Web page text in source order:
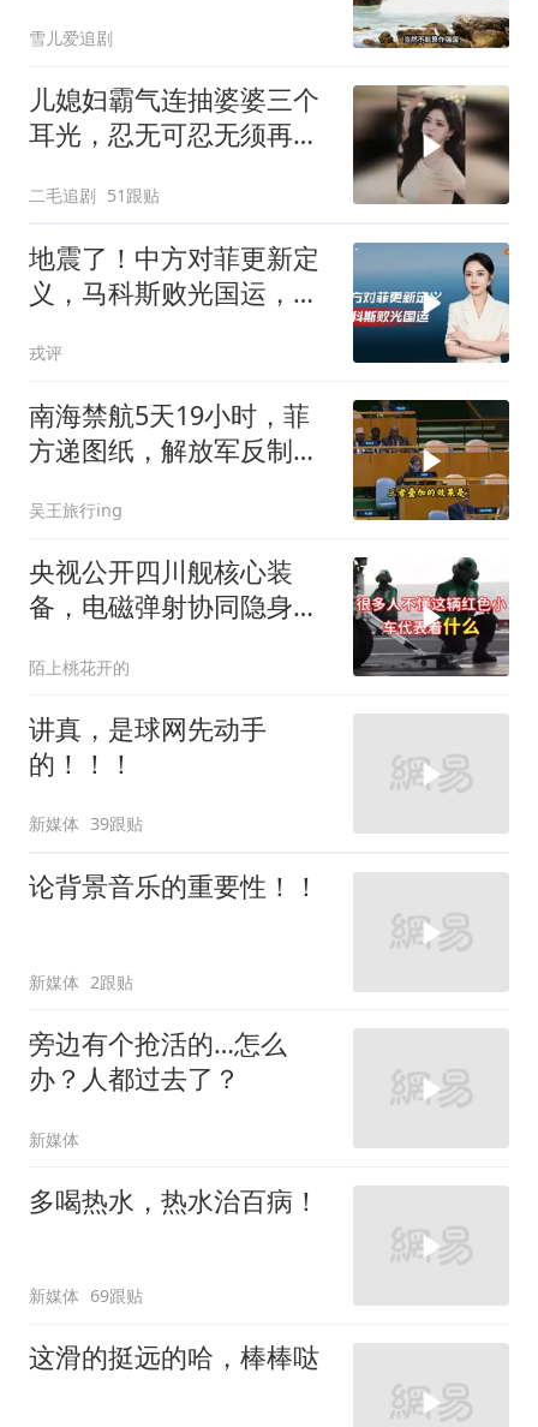
雪儿爱追剧
儿媳妇霸气连抽婆婆三个
耳光，忍无可忍无须再
二毛追剧 51跟贴
地震了！中方对菲更新定
义，马科斯败光国运，还
戎评
南海禁航5天19小时，菲
方递图纸，解放军反制组
吴王旅行ing
央视公开四川舰核心装
备，电磁弹射协同隐身无
陌上桃花开的
讲真，是球网先动手
的！！！
新媒体 39跟贴
论背景音乐的重要性！！
新媒体 2跟贴
旁边有个抢活的…怎么
办？人都过去了？
新媒体
多喝热水，热水治百病！
新媒体 69跟贴
这滑的挺远的哈，棒棒哒